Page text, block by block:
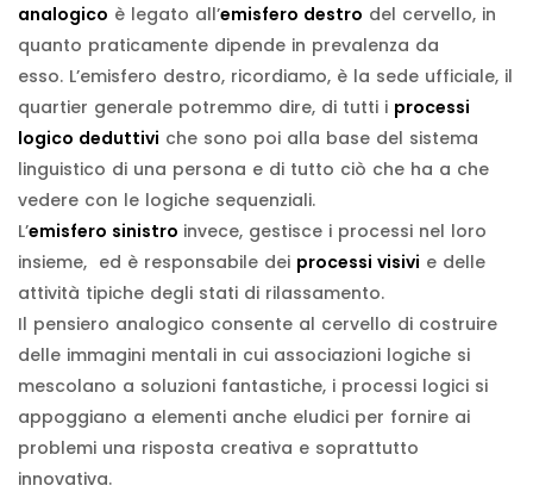
analogico è legato all’emisfero destro del cervello, in
quanto praticamente dipende in prevalenza da
esso. L’emisfero destro, ricordiamo, è la sede ufficiale, il
quartier generale potremmo dire, di tutti i processi
logico deduttivi che sono poi alla base del sistema
linguistico di una persona e di tutto ciò che ha a che
vedere con le logiche sequenziali.
L’emisfero sinistro invece, gestisce i processi nel loro
insieme, ed è responsabile dei processi visivi e delle
attività tipiche degli stati di rilassamento.
Il pensiero analogico consente al cervello di costruire
delle immagini mentali in cui associazioni logiche si
mescolano a soluzioni fantastiche, i processi logici si
appoggiano a elementi anche eludici per fornire ai
problemi una risposta creativa e soprattutto
innovativa.